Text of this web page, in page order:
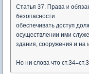
Статья 37. Права и
безопасности
обеспечивать доступ
осуществлении ими
здания, сооружения и
Но ни слова что